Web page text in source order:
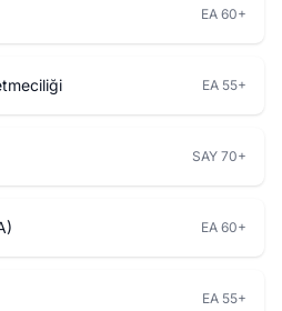
EA 60+
EA 55+
SAY 70+
EA 60+
EA 55+